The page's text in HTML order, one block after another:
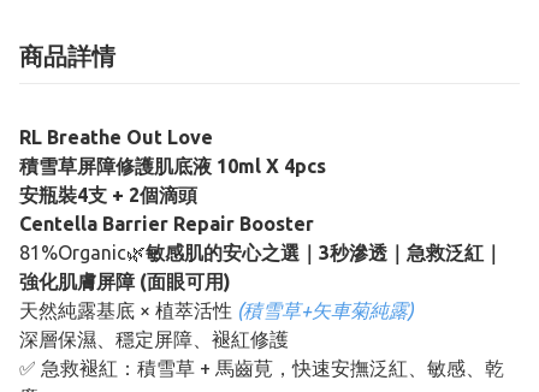
商品詳情
RL Breathe Out Love
積雪草屏障修護肌底液 10ml X 4pcs
安瓶裝4支 + 2個滴頭
Centella Barrier Repair Booster
81%Organic🌿敏感肌的安心之選｜3秒滲透｜急救泛紅｜
強化肌膚屏障 (面眼可用)
天然純露基底 × 植萃活性 (積雪草+矢車菊純露)
深層保濕、穩定屏障、褪紅修護
✅ 急救褪紅：積雪草 + 馬齒莧，快速安撫泛紅、敏感、乾